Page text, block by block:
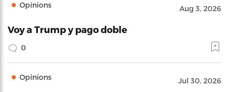
Opinions Aug 3, 2026
Voy a Trump y pago doble
0
Opinions Jul 30, 2026